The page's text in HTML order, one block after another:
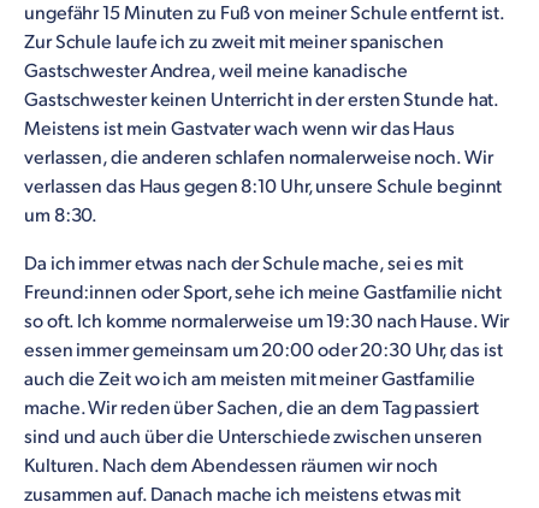
ungefähr 15 Minuten zu Fuß von meiner Schule entfernt ist.
Zur Schule laufe ich zu zweit mit meiner spanischen
Gastschwester Andrea, weil meine kanadische
Gastschwester keinen Unterricht in der ersten Stunde hat.
Meistens ist mein Gastvater wach wenn wir das Haus
verlassen, die anderen schlafen normalerweise noch. Wir
verlassen das Haus gegen 8:10 Uhr, unsere Schule beginnt
um 8:30.
Da ich immer etwas nach der Schule mache, sei es mit
Freund:innen oder Sport, sehe ich meine Gastfamilie nicht
so oft. Ich komme normalerweise um 19:30 nach Hause. Wir
essen immer gemeinsam um 20:00 oder 20:30 Uhr, das ist
auch die Zeit wo ich am meisten mit meiner Gastfamilie
mache. Wir reden über Sachen, die an dem Tag passiert
sind und auch über die Unterschiede zwischen unseren
Kulturen. Nach dem Abendessen räumen wir noch
zusammen auf. Danach mache ich meistens etwas mit